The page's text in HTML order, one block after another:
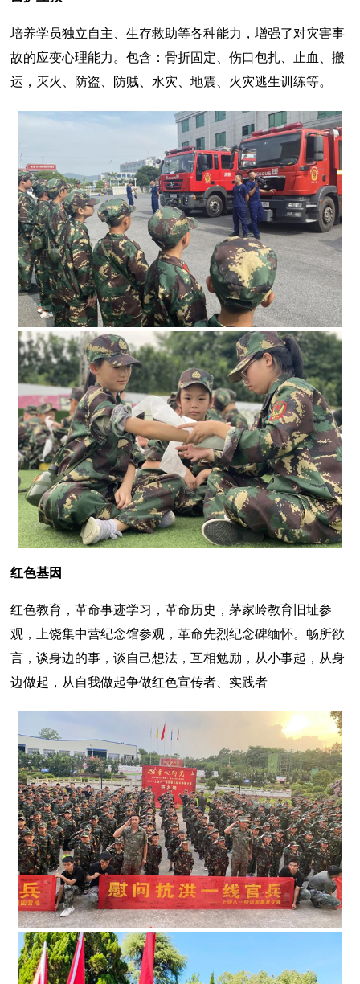
培养学员独立自主、生存救助等各种能力，增强了对灾害事
故的应变心理能力。包含：骨折固定、伤口包扎、止血、搬
运，灭火、防盗、防贼、水灾、地震、火灾逃生训练等。
红色基因
红色教育，革命事迹学习，革命历史，茅家岭教育旧址参
观，上饶集中营纪念馆参观，革命先烈纪念碑缅怀。畅所欲
言，谈身边的事，谈自己想法，互相勉励，从小事起，从身
边做起，从自我做起争做红色宣传者、实践者